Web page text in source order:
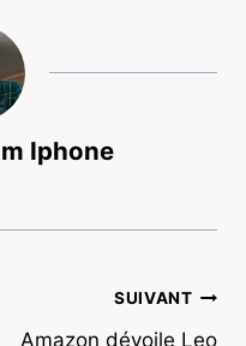
Iphone
SUIVANT
Amazon dévoile Leo